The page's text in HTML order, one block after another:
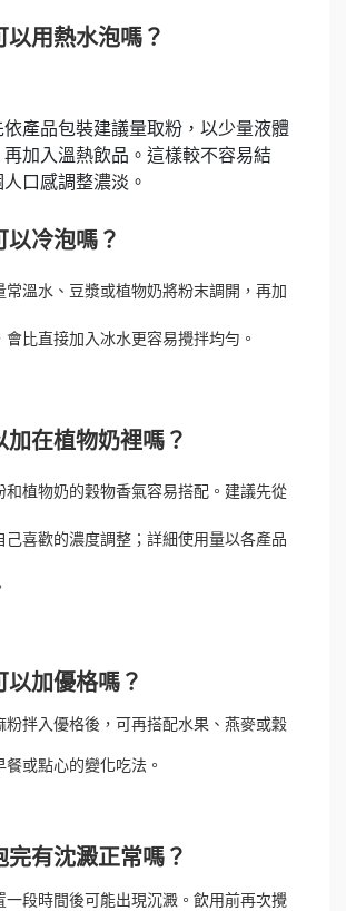
以用熱水泡嗎？
產品包裝建議量取粉，以少量液體
加入溫熱飲品。這樣較不容易結
口感調整濃淡。
以冷泡嗎？
常溫水、豆漿或植物奶將粉末調開，再加
會比直接加入冰水更容易攪拌均勻。
加在植物奶裡嗎？
和植物奶的穀物香氣容易搭配。建議先從
己喜歡的濃度調整；詳細使用量以各產品
以加優格嗎？
粉拌入優格後，可再搭配水果、燕麥或穀
或點心的變化吃法。
完有沈澱正常嗎？
一段時間後可能出現沉澱。飲用前再次攪